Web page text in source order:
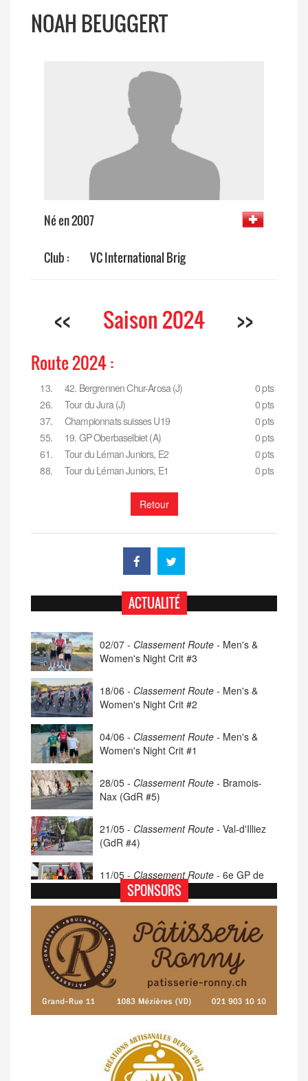
NOAH BEUGGERT
Né en 2007
Club : VC International Brig
<< Saison 2024 >>
Route 2024 :
13. 42. Bergrennen Chur-Arosa (J)
0 pts
26.
Tour du Jura (J)
0 pts
37.
Championnats suisses U19
0 pts
55.
19. GP Oberbaselbiet (A)
0 pts
61.
Tour du Léman Juniors, E2
0 pts
88.
Tour du Léman Juniors, E1 0 pts
Retour
ACTUALITÉ
02/07 - Classement Route - Men's &
Women's Night Crit #3
18/06 - Classement Route - Men's &
Women's Night Crit #2
04/06 - Classement Route - Men's &
Women's Night Crit #1
28/05 - Classement Route - Bramois-
Nax (GdR #5)
21/05 - Classement Route - Val-d'Illiez
(GdR #4)
11/05 - Classement Route - 6e GP de
Porsel (TdC #4)
07/05 - Classement Route -
Blonay-Les
Pléiades (GdR #3)
23/04 - Classement Route -4e Pringy -
Moléson (TdC #3)
14/04 -Photos -Les photos du 5e GP
14/04 -Classement Route -
Semsales (TdC #2)
SPONSORS